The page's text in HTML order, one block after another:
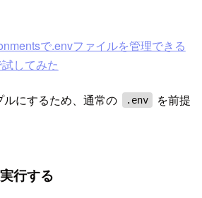
で.envファイルを管理できる
してみた
にするため、通常の .env
を前提
行する